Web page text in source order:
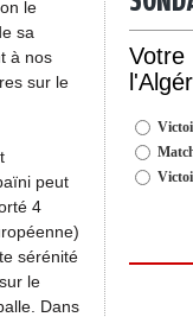
le
sa
à nos
sur le
peut
4
sérénité
le
Dans
Votre